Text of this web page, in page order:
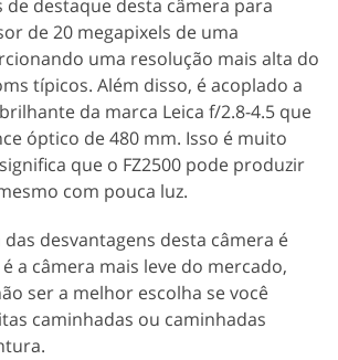
de destaque desta câmera para
de 20 megapixels de uma
uma resolução mais alta do
típicos. Além disso, é acoplado a
da marca Leica f/2.8-4.5 que
óptico de 480 mm. Isso é muito
que o FZ2500 pode produzir
com pouca luz.
desvantagens desta câmera é
a câmera mais leve do mercado,
ser a melhor escolha se você
caminhadas ou caminhadas